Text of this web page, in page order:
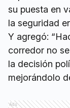
su puesta en
la seguridad
Y agregó:
corredor no
la decisión
mejorándolo
Ads